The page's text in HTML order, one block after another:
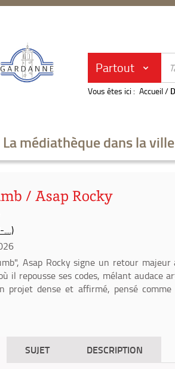
Partout
Vous êtes ici : Accueil/
La médiathèque dans la ville
/ Asap Rocky
Asap Rocky signe un retour majeur
il repousse ses codes, mélant audace
projet dense et affirmé, pensé
SUJET DESCRIPTION